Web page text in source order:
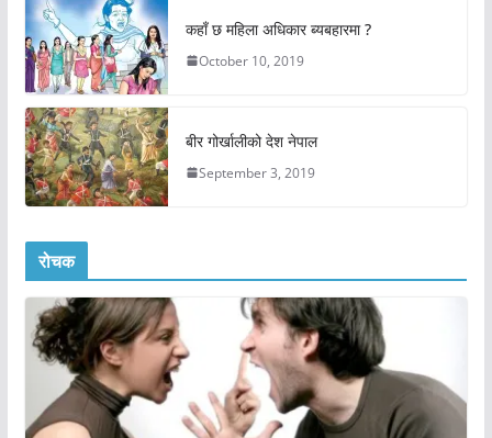
कहाँ छ महिला अधिकार ब्यबहारमा ?
October 10, 2019
बीर गोर्खालीको देश नेपाल
September 3, 2019
रोचक